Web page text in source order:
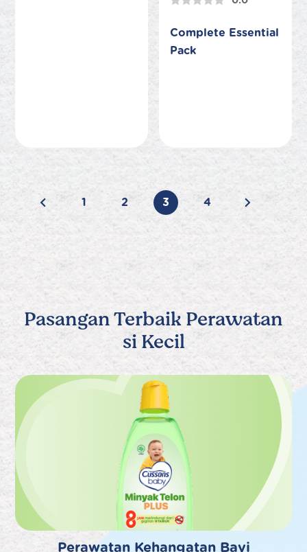
Complete Essential
Pack
1 2 3 4
Pasangan Terbaik Perawatan
si Kecil
Perawatan Kehangatan Bayi